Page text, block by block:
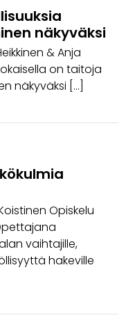
näkyväksi
& Anja
on taitoja
näkyväksi […]
Opiskelu
vaihtajille,
hakeville